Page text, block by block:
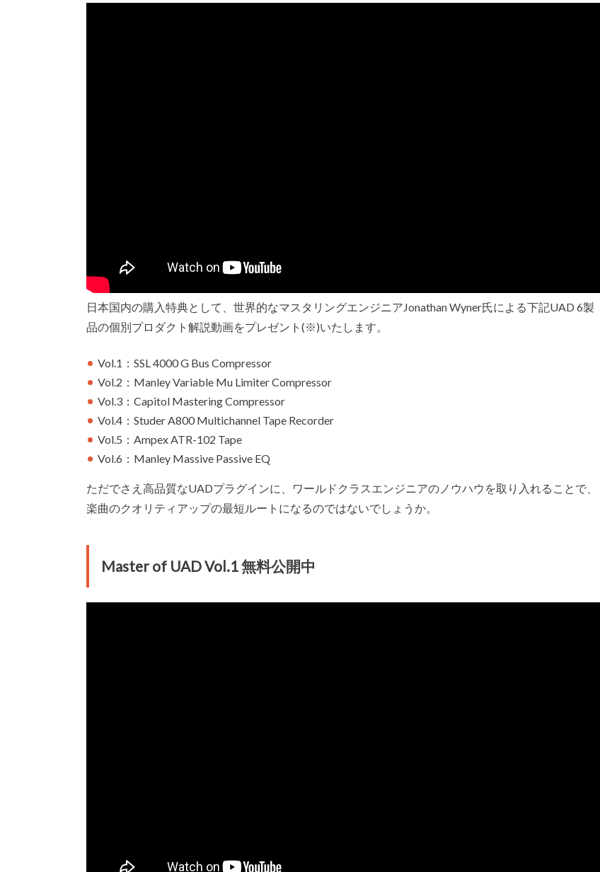
日本国内の購入特典として、 世界的なマスタリングエンジニアJonathan Wyner氏による下記UAD 6製
品の個別プロダクト解説動画をプレゼント(※)いたします。
Vol.1：SSL 4000 G Bus Compressor
Vol.2：Manley Variable Mu Limiter Compressor
Vol.3：Capitol Mastering Compressor
Vol.4：Studer A800 Multichannel Tape Recorder
Vol.5：Ampex ATR-102 Tape
Vol.6：Manley Massive Passive EQ
ただでさえ高品質なUADプラグインに、ワールドクラスエンジニアのノウハウを取り入れることで、
楽曲のクオリティアップの最短ルートになるのではないでしょうか。
Master of UAD Vol.1 無料公開中